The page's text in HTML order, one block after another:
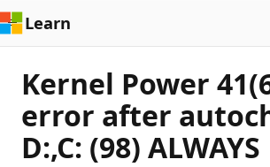
Learn
Kernel Power
error after
D:,C: (98) ALWAYS